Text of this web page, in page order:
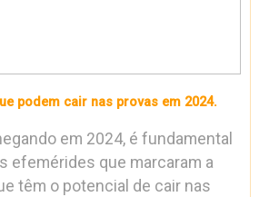
podem cair nas provas em 2024.
em 2024, é fundamental
efemérides que marcaram a
têm o potencial de cair nas